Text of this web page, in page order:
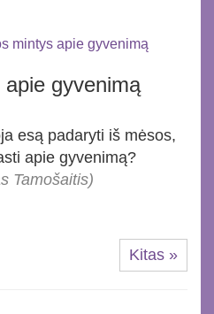
mintys apie gyvenimą
gyvenimą
esą padaryti iš mėsos,
apie gyvenimą?
Tamošaitis)
Kitas »